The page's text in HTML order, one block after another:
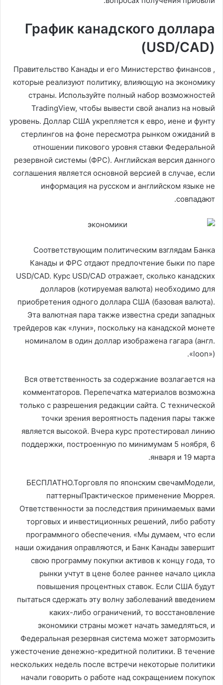
График канадского доллара
(USD/CAD)
Правительство Канады и его Министерство финансов ,
которые реализуют политику, влияющую на экономику
страны. Используйте полный набор возможностей
TradingView, чтобы вывести свой анализ на новый
уровень. Доллар США укрепляется к евро, иене и фунту
стерлингов на фоне пересмотра рынком ожиданий в
отношении пикового уровня ставки Федеральной
резервной системы (ФРС). Английская версия данного
соглашения является основной версией в случае, если
информация на русском и английском языке не
совпадают.
Соответствующим политическим взглядам Банка
Канады и ФРС отдают предпочтение быки по паре
USD/CAD. Курс USD/CAD отражает, сколько канадских
долларов (котируемая валюта) необходимо для
приобретения одного доллара США (базовая валюта).
Эта валютная пара также известна среди западных
трейдеров как «луни», поскольку на канадской монете
номиналом в один доллар изображена гагара (англ.
«loon»).
Вся ответственность за содержание возлагается на
комментаторов. Перепечатка материалов возможна
только с разрешения редакции сайта. С технической
точки зрения вероятность падения пары также
является высокой. Вчера курс протестировал линию
поддержки, построенную по минимумам 5 ноября, 6
января и 19 марта.
БЕСПЛАТНО.Торговля по японским свечамМодели,
паттерныПрактическое применение Мюррея.
Ответственности за последствия принимаемых вами
торговых и инвестиционных решений, либо работу
программного обеспечения. «Мы думаем, что если
наши ожидания оправляются, и Банк Канады завершит
свою программу покупки активов к концу года, то
рынки учтут в цене более раннее начало цикла
повышения процентных ставок. Если США будут
пытаться сдержать эту волну заболеваний введением
каких-либо ограничений, то восстановление
экономики страны может начать замедляться, и
Федеральная резервная система может затормозить
ужесточение денежно-кредитной политики. В течение
нескольких недель после встречи некоторые политики
начали говорить о работе над сокращением покупок